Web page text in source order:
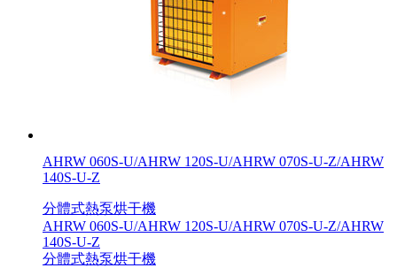
AHRW 060S-U/AHRW 120S-U/AHRW 070S-U-Z/AHRW
140S-U-Z
分體式熱泵烘干機
AHRW 060S-U/AHRW 120S-U/AHRW 070S-U-Z/AHRW
140S-U-Z
分體式熱泵烘干機